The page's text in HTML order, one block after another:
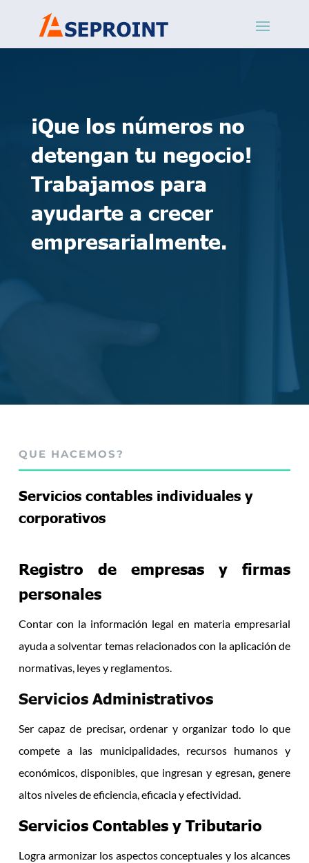
¡Que los números no
detengan tu negocio!
Trabajamos para
ayudarte a crecer
empresarialmente.
QUE HACEMOS?
Servicios contables individuales y
corporativos
Registro de empresas y firmas
personales
Contar con la información legal en materia empresarial
ayuda a solventar temas relacionados con la aplicación de
normativas, leyes y reglamentos.
Servicios Administrativos
Ser capaz de precisar, ordenar y organizar todo lo que
compete a las municipalidades, recursos humanos y
económicos, disponibles, que ingresan y egresan, genere
altos niveles de eficiencia, eficacia y efectividad.
Servicios Contables y Tributario
Logra armonizar los aspectos conceptuales y los alcances